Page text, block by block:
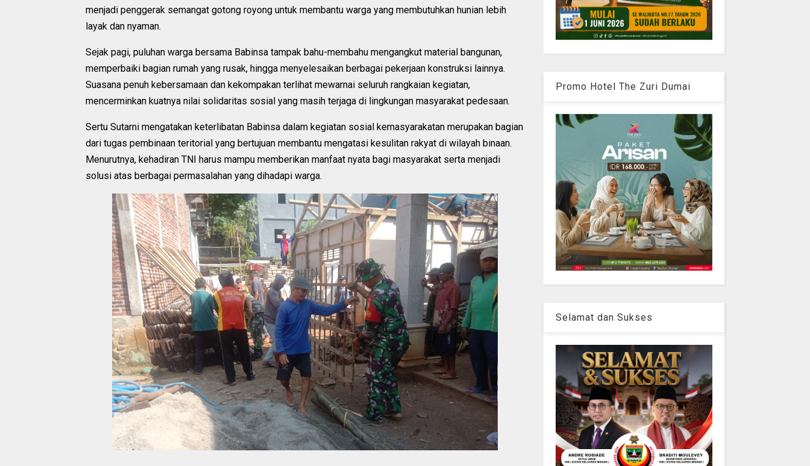
menjadi penggerak semangat gotong royong untuk membantu warga yang membutuhkan hunian lebih
layak dan nyaman.
Sejak pagi, puluhan warga bersama Babinsa tampak bahu-membahu mengangkut material bangunan,
memperbaiki bagian rumah yang rusak, hingga menyelesaikan berbagai pekerjaan konstruksi lainnya.
Suasana penuh kebersamaan dan kekompakan terlihat mewarnai seluruh rangkaian kegiatan,
mencerminkan kuatnya nilai solidaritas sosial yang masih terjaga di lingkungan masyarakat pedesaan.
Sertu Sutarni mengatakan keterlibatan Babinsa dalam kegiatan sosial kemasyarakatan merupakan bagian
dari tugas pembinaan teritorial yang bertujuan membantu mengatasi kesulitan rakyat di wilayah binaan.
Menurutnya, kehadiran TNI harus mampu memberikan manfaat nyata bagi masyarakat serta menjadi
solusi atas berbagai permasalahan yang dihadapi warga.
Promo Hotel The Zuri Dumai
Selamat dan Sukses